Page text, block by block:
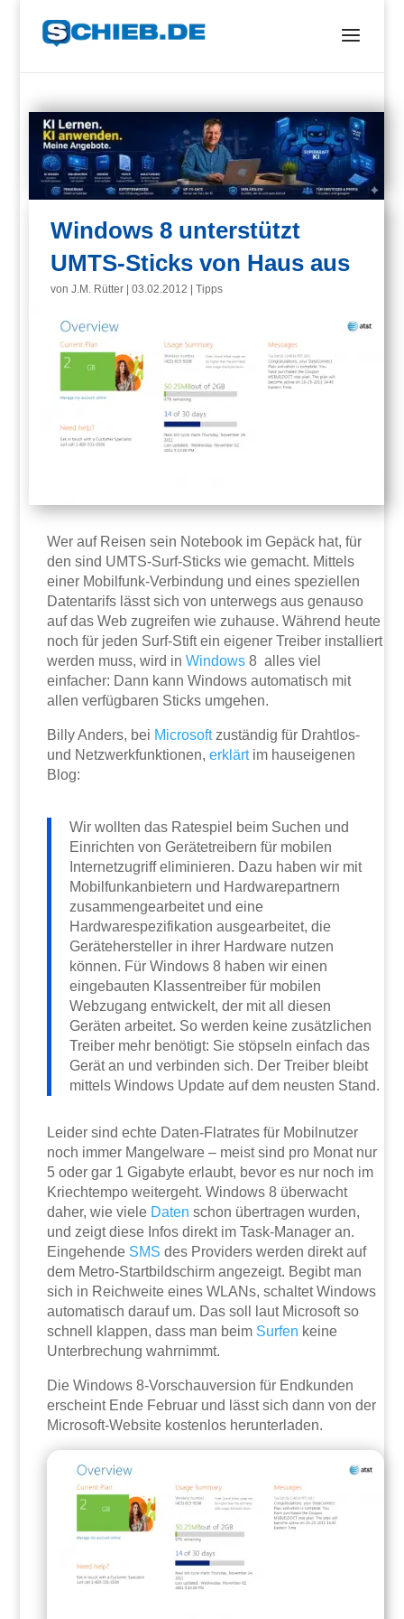
Windows 8 unterstützt
UMTS-Sticks von Haus aus
vonJ.M. Rütter |03.02.2012 |Tipps
Wer auf Reisen sein Notebook im Gepäck hat, für
den sind UMTS-Surf-Sticks wie gemacht. Mittels
einer Mobilfunk-Verbindung und eines speziellen
Datentarifs lässt sich von unterwegs aus genauso
auf das Web zugreifen wie zuhause. Während heute
noch für jeden Surf-Stift ein eigener Treiber installiert
werden muss, wird inWindows 8 alles viel
einfacher: Dann kann Windows automatisch mit
allen verfügbaren Sticks umgehen.
Billy Anders, bei Microsoftzuständig für Drahtlos-
und Netzwerkfunktionen,erklärtim hauseigenen
Blog:
Wir wollten das Ratespiel beim Suchen und
Einrichten von Gerätetreibern für mobilen
Internetzugriff eliminieren. Dazu haben wir mit
Mobilfunkanbietern und Hardwarepartnern
zusammengearbeitet und eine
Hardwarespezifikation ausgearbeitet, die
Gerätehersteller in ihrer Hardware nutzen
können. Für Windows 8 haben wir einen
eingebauten Klassentreiber für mobilen
Webzugang entwickelt, der mit all diesen
Geräten arbeitet. So werden keine zusätzlichen
Treiber mehr benötigt: Sie stöpseln einfach das
Gerät an und verbinden sich. Der Treiber bleibt
mittels Windows Update auf dem neusten Stand.
Leider sind echte Daten-Flatrates für Mobilnutzer
noch immer Mangelware – meist sind pro Monat nur
5 oder gar 1 Gigabyte erlaubt, bevor es nur noch im
Kriechtempo weitergeht. Windows 8 überwacht
daher, wie viele Daten schon übertragen wurden,
und zeigt diese Infos direkt im Task-Manager an.
Eingehende SMS des Providers werden direkt auf
dem Metro-Startbildschirm angezeigt. Begibt man
sich in Reichweite eines WLANs, schaltet Windows
automatisch darauf um. Das soll laut Microsoft so
schnell klappen, dass man beim Surfen keine
Unterbrechung wahrnimmt.
Die Windows 8-Vorschauversion für Endkunden
erscheint Ende Februar und lässt sich dann von der
Microsoft-Website kostenlos herunterladen.